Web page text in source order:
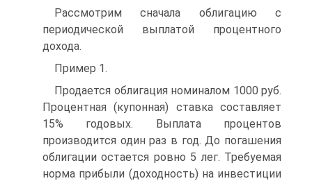
Рассмотрим сначала облигацию с
периодической выплатой процентного
дохода.
Пример 1.
Продается облигация номиналом 1000 руб.
Процентная (купонная) ставка составляет
15% годовых. Выплата процентов
производится один раз в год. До погашения
облигации остается ровно 5 лег. Требуемая
норма прибыли (доходность) на инвестиции